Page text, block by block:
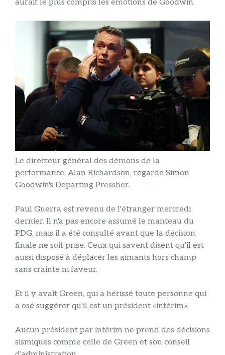
aurait le plus compris les émotions de Goodwin.
Le directeur général des démons de la
performance, Alan Richardson, regarde Simon
Goodwin's Departing Pressher.
Paul Guerra est revenu de l'étranger mercredi
dernier. Il n'a pas encore assumé le manteau du
PDG, mais il a été consulté avant que la décision
finale ne soit prise. Ceux qui savent disent qu'il est
aussi disposé à déplacer les aimants hors champ
sans crainte ni faveur.
Et il y avait Green, qui a hérissé toute personne qui
a osé suggérer qu'il est un président «intérim».
Aucun président par intérim ne prend des décisions
sismiques comme celle de Green et son conseil